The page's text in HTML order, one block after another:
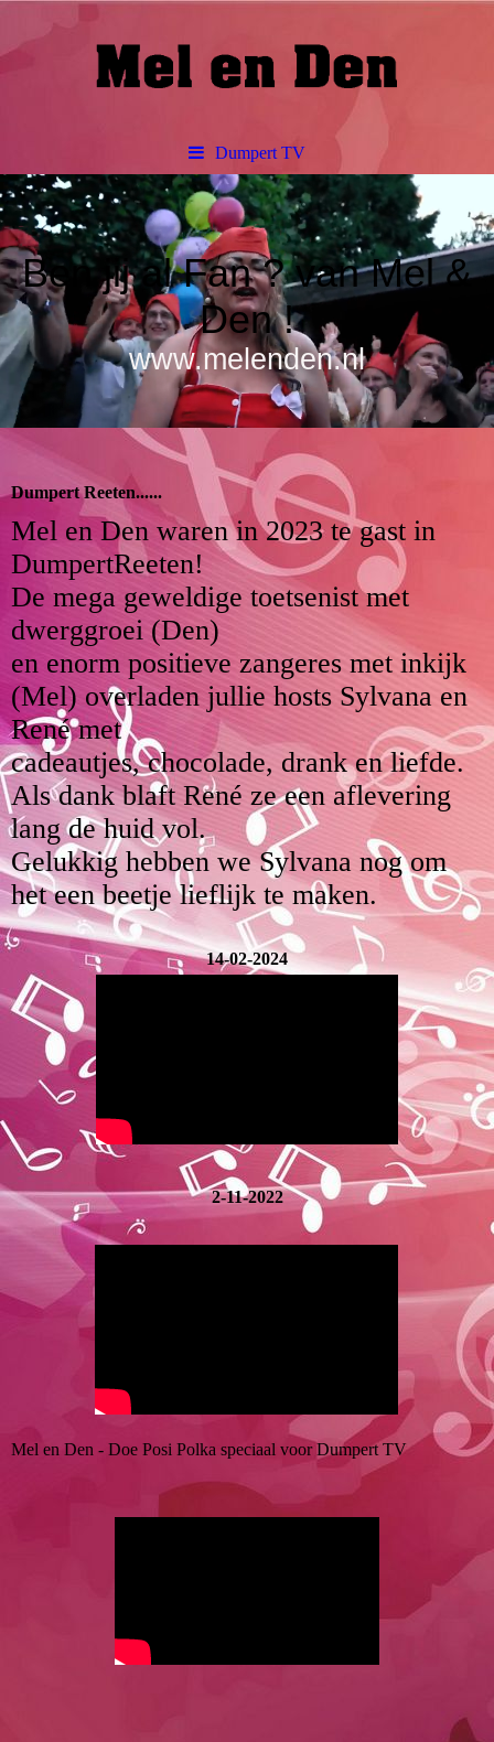
Dumpert TV
Ben jij al Fan ? van Mel &
Den !
www.melenden.nl
Dumpert Reeten......
Mel en Den waren in 2023 te gast in
DumpertReeten!
De mega geweldige toetsenist met
dwerggroei (Den)
en enorm positieve zangeres met inkijk
(Mel) overladen jullie hosts Sylvana en
René met
cadeautjes, chocolade, drank en liefde.
Als dank blaft René ze een aflevering
lang de huid vol.
Gelukkig hebben we Sylvana nog om
het een beetje lieflijk te maken.
14-02-2024
2-11-2022
Mel en Den - Doe Posi Polka speciaal voor Dumpert TV